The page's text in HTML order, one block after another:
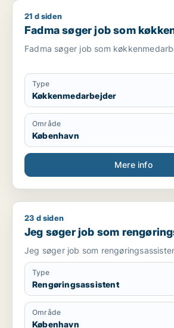
Fadma søger job som
21 d siden
Fadma søger job som
Fadma søger job som
Type
Køkkenmedarbejder
Område
København
Mere info
Jeg søger job som rengøringsassistent
23 d siden
Jeg søger job som
Jeg søger job som
Type
Rengøringsassistent
Område
København